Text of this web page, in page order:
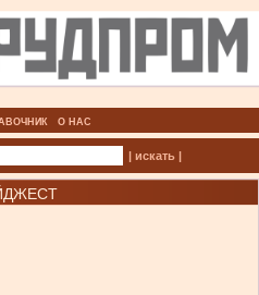
О НАС
| искать |